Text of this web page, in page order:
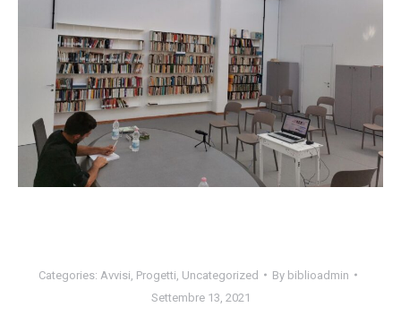
Categories: Avvisi Progetti Uncategorized By biblioadmin
Settembre 13, 2021